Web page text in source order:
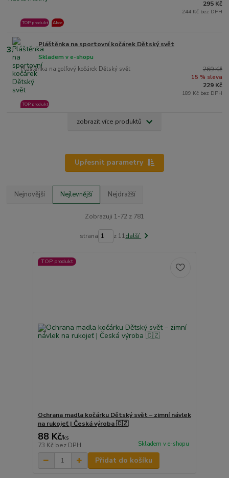
TOP produkt Akce
295 Kč
244 Kč bez DPH
3. Pláštěnka na sportovní kočárek Dětský svět
Pláštěnka na golfový kočárek Dětský svět
Skladem v e-shopu
TOP produkt
269 Kč
15 % sleva
229 Kč
189 Kč bez DPH
zobrazit více produktů
Upřesnit parametry
Nejnovější Nejlevnější Nejdražší
Zobrazuji 1-72 z 781
strana z 11další
TOP produkt
Ochrana madla kočárku Dětský svět – zimní návlek
na rukojeť | Česká výroba 🇨🇿
88 Kč/ks
73 Kč bez DPH Skladem v e-shopu
Přidat do košíku